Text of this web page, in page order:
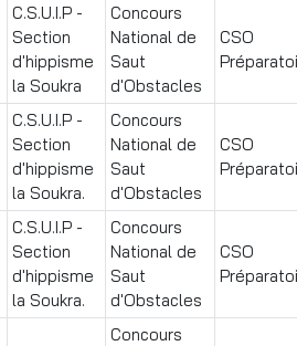
C.S.U.I.P -
Section
d'hippisme
la Soukra
Concours
National de
Saut
d'Obstacles
CSO
C.S.U.I.P -
Section
d'hippisme
la Soukra.
Concours
National de
Saut
d'Obstacles
CSO
C.S.U.I.P -
Section
d'hippisme
la Soukra.
Concours
National de
Saut
d'Obstacles
CSO
Concours